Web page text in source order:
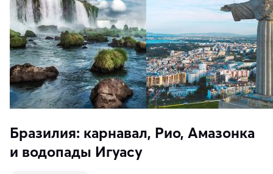
Бразилия: карнавал, Рио, Амазонка
и водопады Игуасу